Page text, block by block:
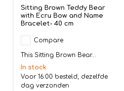
Sitting Brown Teddy Bear
with Ecru Bow and Name
Bracelet- 40 cm
Compare
This Sitting Brown Bear...
In stock
Voor 16:00 besteld, dezelfde
dag verzonden